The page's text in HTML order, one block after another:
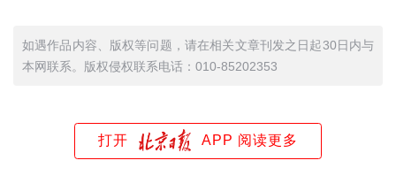
如遇作品内容、版权等问题，请在相关文章刊发之日起30日内与
本网联系。版权侵权联系电话：010-85202353
打开 APP 阅读更多